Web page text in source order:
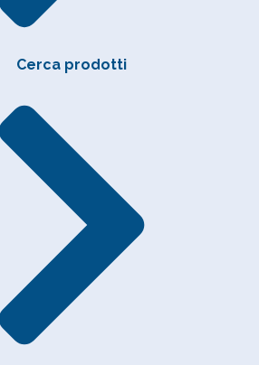
Cerca prodotti